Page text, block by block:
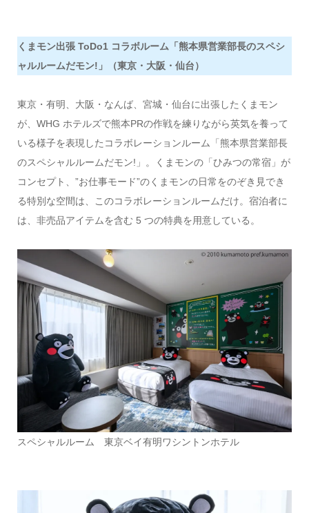
くまモン出張 ToDo1 コラボルーム「熊本県営業部⻑のスペシ
ャルルームだモン!」（東京・大阪・仙台）
東京・有明、大阪・なんば、宮城・仙台に出張したくまモン
が、WHG ホテルズで熊本PRの作戦を練りながら英気を養って
いる様子を表現したコラボレーションルーム「熊本県営業部⻑
のスペシャルルームだモン!」。くまモンの「ひみつの常宿」が
コンセプト、”お仕事モード”のくまモンの日常をのぞき見でき
る特別な空間は、このコラボレーションルームだけ。宿泊者に
は、非売品アイテムを含む 5 つの特典を用意している。
スペシャルルーム 東京ベイ有明ワシントンホテル